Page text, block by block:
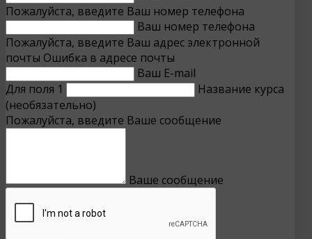
Пожалуйста, введите Ваш номер телефона
Ваш номер телефона
Пожалуйста, введите Ваш адрес электронной
почты Ошибка в адресе почты
Ваш E-mail
Для поля 1
Название курса
(необязательно)
Пожалуйста, введите Ваше сообщение
Ваше сообщение